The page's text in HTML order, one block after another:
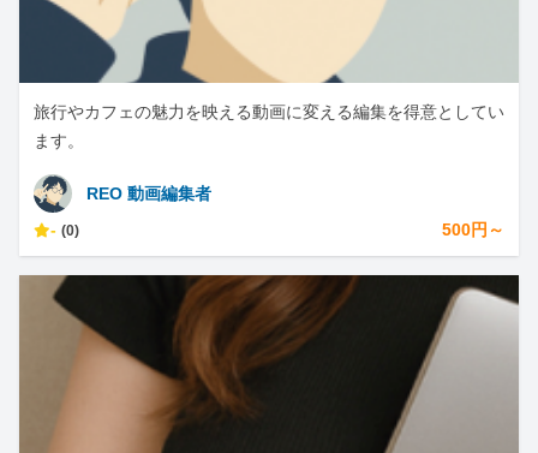
旅行やカフェの魅力を映える動画に変える編集を得意としてい
ます。
REO 動画編集者
- (0) 500円～